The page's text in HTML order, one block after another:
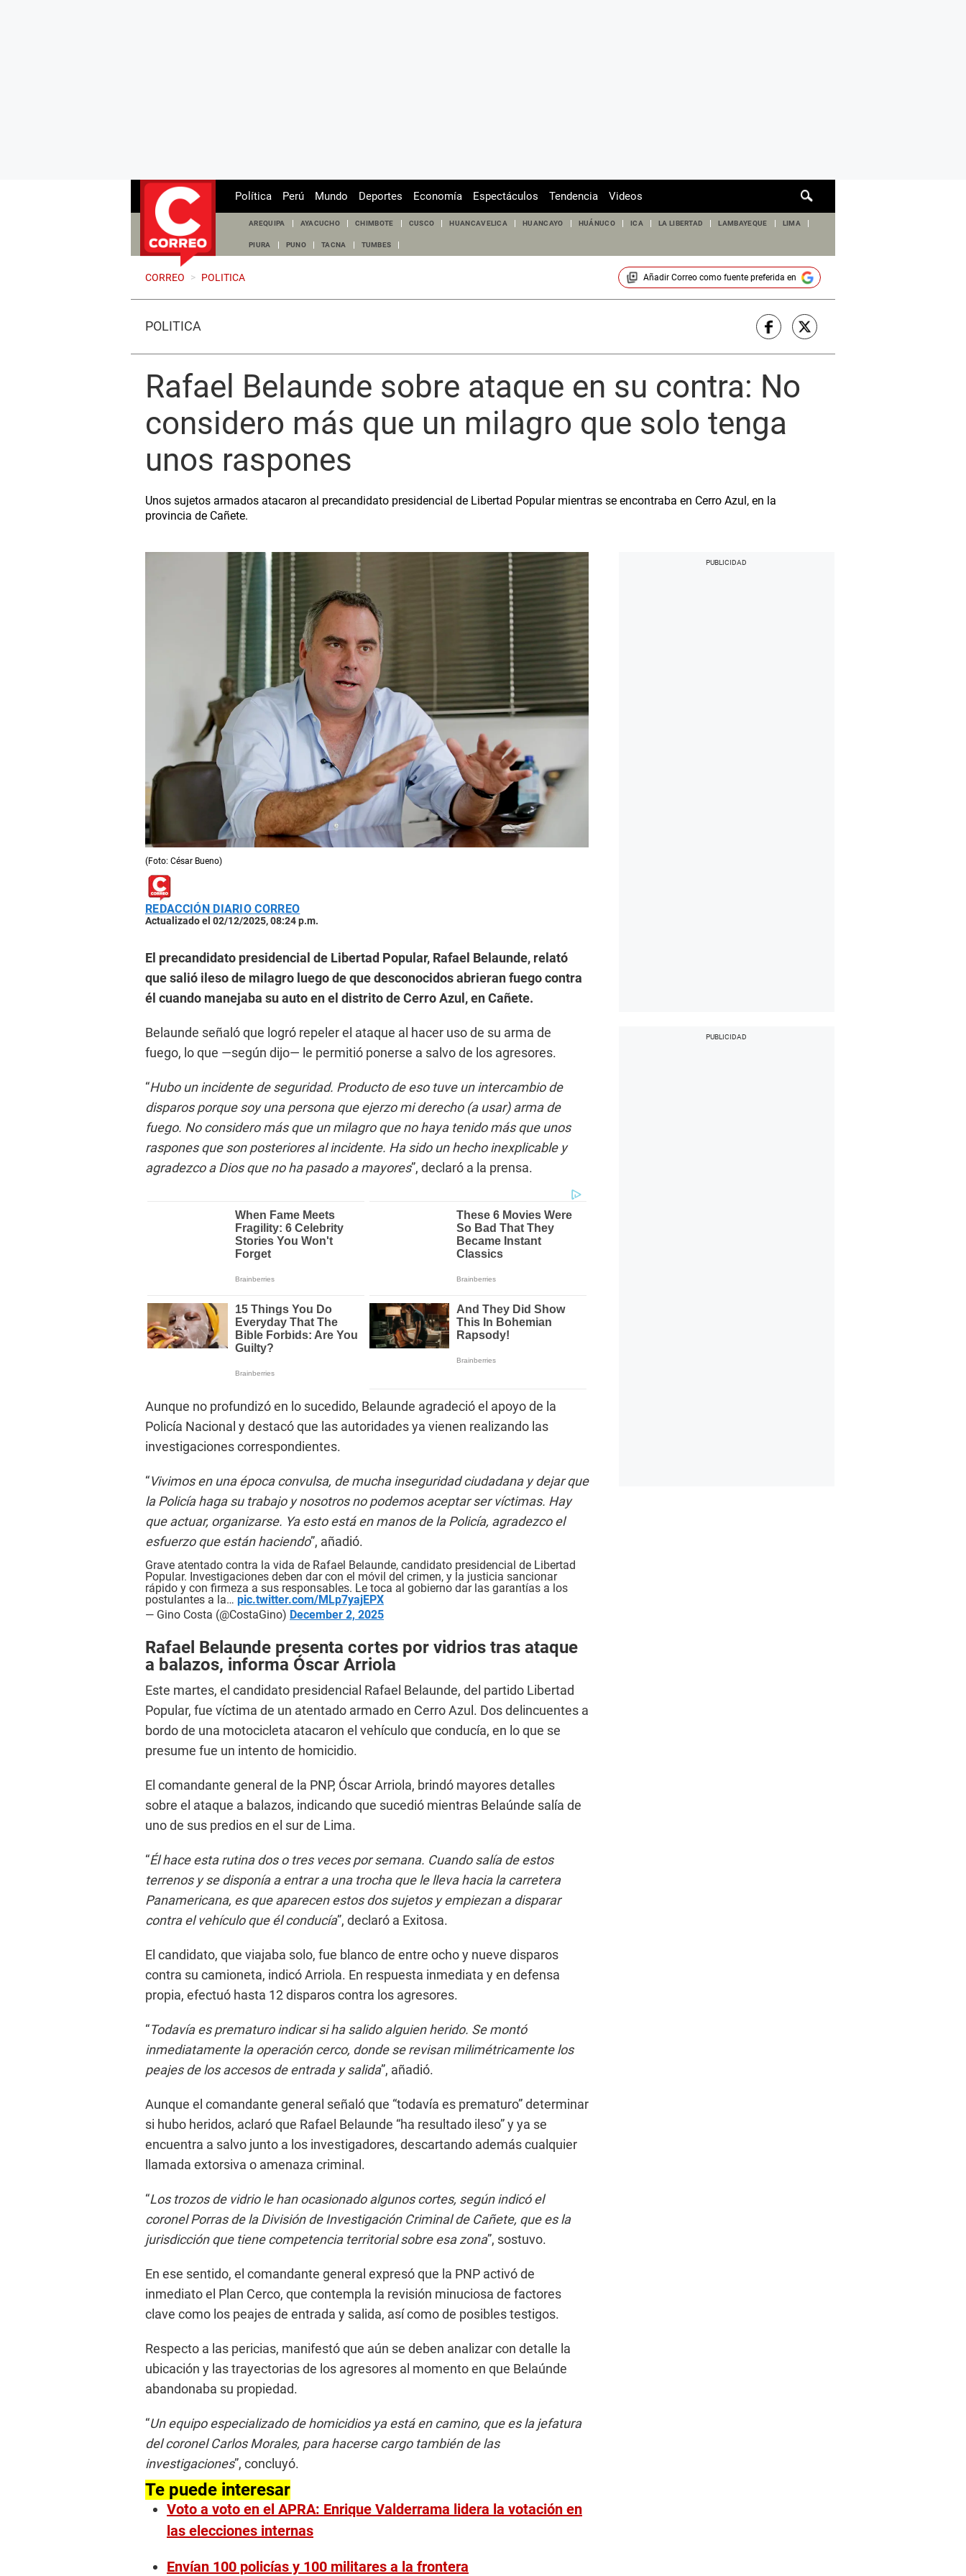
de
Política Perú Mundo Deportes Economía Espectáculos Tendencia Videos
AREQUIPA AYACUCHO CHIMBOTE CUSCO HUANCAVELICA HUANCAYO HUÁNUCO ICA LA LIBERTAD LAMBAYEQUE LIMA
PIURA PUNO TACNA TUMBES
CORREO > POLITICA Añadir Correocomo fuente preferida en
POLÍTICA
Rafael Belaunde sobre ataque en su contra: No
considero más que un milagro que solo tenga
unos raspones
Unos sujetos armados atacaron al precandidato presidencial de Libertad Popular mientras se encontraba en Cerro Azul, en la
provincia de Cañete.
(Foto: César Bueno)
REDACCIÓN DIARIO CORREO
Actualizado el 02/12/2025, 08:24 p.m.
El precandidato presidencial de Libertad Popular, Rafael Belaunde, relató
que salió ileso de milagro luego de que desconocidos abrieran fuego contra
él cuando manejaba su auto en el distrito de Cerro Azul, en Cañete.
Belaunde señaló que logró repeler el ataque al hacer uso de su arma de
fuego, lo que —según dijo— le permitió ponerse a salvo de los agresores.
“Hubo un incidente de seguridad. Producto de eso tuve un intercambio de
disparos porque soy una persona que ejerzo mi derecho (a usar) arma de
fuego. No considero más que un milagro que no haya tenido más que unos
raspones que son posteriores al incidente. Ha sido un hecho inexplicable y
agradezco a Dios que no ha pasado a mayores”, declaró a la prensa.
Aunque no profundizó en lo sucedido, Belaunde agradeció el apoyo de la
Policía Nacional y destacó que las autoridades ya vienen realizando las
investigaciones correspondientes.
“Vivimos en una época convulsa, de mucha inseguridad ciudadana y dejar que
la Policía haga su trabajo y nosotros no podemos aceptar ser víctimas. Hay
que actuar, organizarse. Ya esto está en manos de la Policía, agradezco el
esfuerzo que están haciendo”, añadió.
Grave atentado contra la vida de Rafael Belaunde, candidato presidencial de Libertad
Popular. Investigaciones deben dar con el móvil del crimen, y la justicia sancionar
rápido y con firmeza a sus responsables. Le toca al gobierno dar las garantías a los
postulantes a la… pic.twitter.com/MLp7yajEPX
— Gino Costa (@CostaGino) December 2, 2025
Rafael Belaunde presenta cortes por vidrios tras ataque
a balazos, informa Óscar Arriola
Este martes, el candidato presidencial Rafael Belaunde, del partido Libertad
Popular, fue víctima de un atentado armado en Cerro Azul. Dos delincuentes a
bordo de una motocicleta atacaron el vehículo que conducía, en lo que se
presume fue un intento de homicidio.
El comandante general de la PNP, Óscar Arriola, brindó mayores detalles
sobre el ataque a balazos, indicando que sucedió mientras Belaúnde salía de
uno de sus predios en el sur de Lima.
“Él hace esta rutina dos o tres veces por semana. Cuando salía de estos
terrenos y se disponía a entrar a una trocha que le lleva hacia la carretera
Panamericana, es que aparecen estos dos sujetos y empiezan a disparar
contra el vehículo que él conducía”, declaró a Exitosa.
El candidato, que viajaba solo, fue blanco de entre ocho y nueve disparos
contra su camioneta, indicó Arriola. En respuesta inmediata y en defensa
propia, efectuó hasta 12 disparos contra los agresores.
“Todavía es prematuro indicar si ha salido alguien herido. Se montó
inmediatamente la operación cerco, donde se revisan milimétricamente los
peajes de los accesos de entrada y salida”, añadió.
Aunque el comandante general señaló que “todavía es prematuro” determinar
si hubo heridos, aclaró que Rafael Belaunde “ha resultado ileso” y ya se
encuentra a salvo junto a los investigadores, descartando además cualquier
llamada extorsiva o amenaza criminal.
“Los trozos de vidrio le han ocasionado algunos cortes, según indicó el
coronel Porras de la División de Investigación Criminal de Cañete, que es la
jurisdicción que tiene competencia territorial sobre esa zona”, sostuvo.
En ese sentido, el comandante general expresó que la PNP activó de
inmediato el Plan Cerco, que contempla la revisión minuciosa de factores
clave como los peajes de entrada y salida, así como de posibles testigos.
Respecto a las pericias, manifestó que aún se deben analizar con detalle la
ubicación y las trayectorias de los agresores al momento en que Belaúnde
abandonaba su propiedad.
“Un equipo especializado de homicidios ya está en camino, que es la jefatura
del coronel Carlos Morales, para hacerse cargo también de las
investigaciones”, concluyó.
Te puede interesar
Voto a voto en el APRA: Enrique Valderrama lidera la votación en
las elecciones internas
Envían 100 policías y 100 militares a la frontera